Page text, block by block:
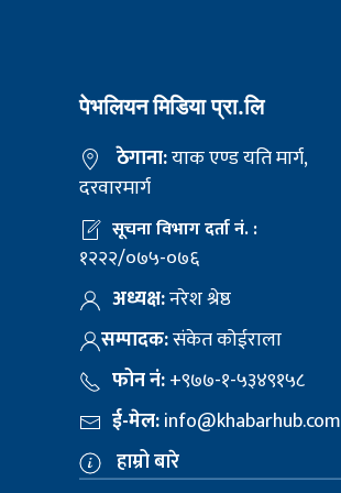
पेभलियन मिडिया प्रा.लि
ठेगाना:याक एण्ड यति मार्ग,
दरवारमार्ग
सूचना विभाग दर्ता नं. :
१२२२/०७५-०७६
अध्यक्ष:नरेश श्रेष्ठ
सम्पादक:संकेत कोईराला
फोन नं:+९७७-१-५३४९१५८
ई-मेल:info@khabarhub.com
हाम्रो बारे